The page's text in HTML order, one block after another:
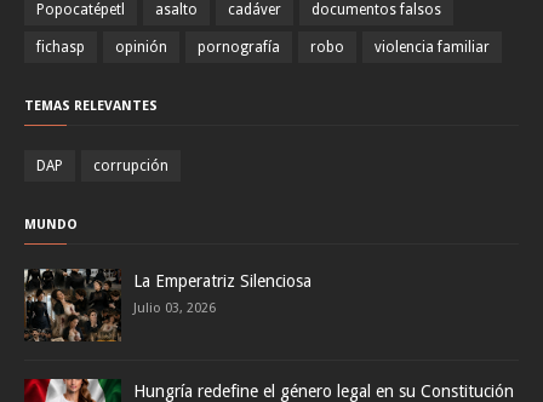
Popocatépetl asalto cadáver documentos falsos
fichasp opinión pornografía robo violencia familiar
TEMAS RELEVANTES
DAP corrupción
MUNDO
La Emperatriz Silenciosa
Julio 03, 2026
Hungría redefine el género legal en su Constitución